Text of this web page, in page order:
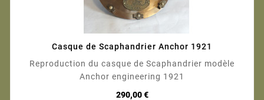
Casque de Scaphandrier Anchor 1921
Reproduction du casque de Scaphandrier modèle
Anchor engineering 1921
290,00 €Prix